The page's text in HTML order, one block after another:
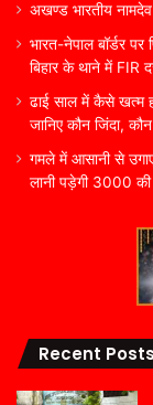
अखण्ड भारतीय
भारत-नेपाल बॉर्डर पर
बिहार के थाने में FIR
ढाई साल में कैसे खत्म
जानिए कौन जिंदा,
गमले में आसानी से उगाएं
लानी पड़ेगी 3000 की
Recent Posts